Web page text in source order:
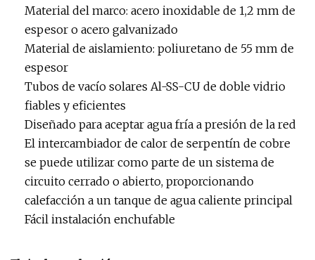
Material del marco: acero inoxidable de 1,2 mm de
espesor o acero galvanizado
Material de aislamiento: poliuretano de 55 mm de
espesor
Tubos de vacío solares Al-SS-CU de doble vidrio
fiables y eficientes
Diseñado para aceptar agua fría a presión de la red
El intercambiador de calor de serpentín de cobre
se puede utilizar como parte de un sistema de
circuito cerrado o abierto, proporcionando
calefacción a un tanque de agua caliente principal
Fácil instalación enchufable